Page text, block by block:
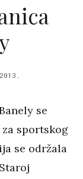
se
sportskog
se održala